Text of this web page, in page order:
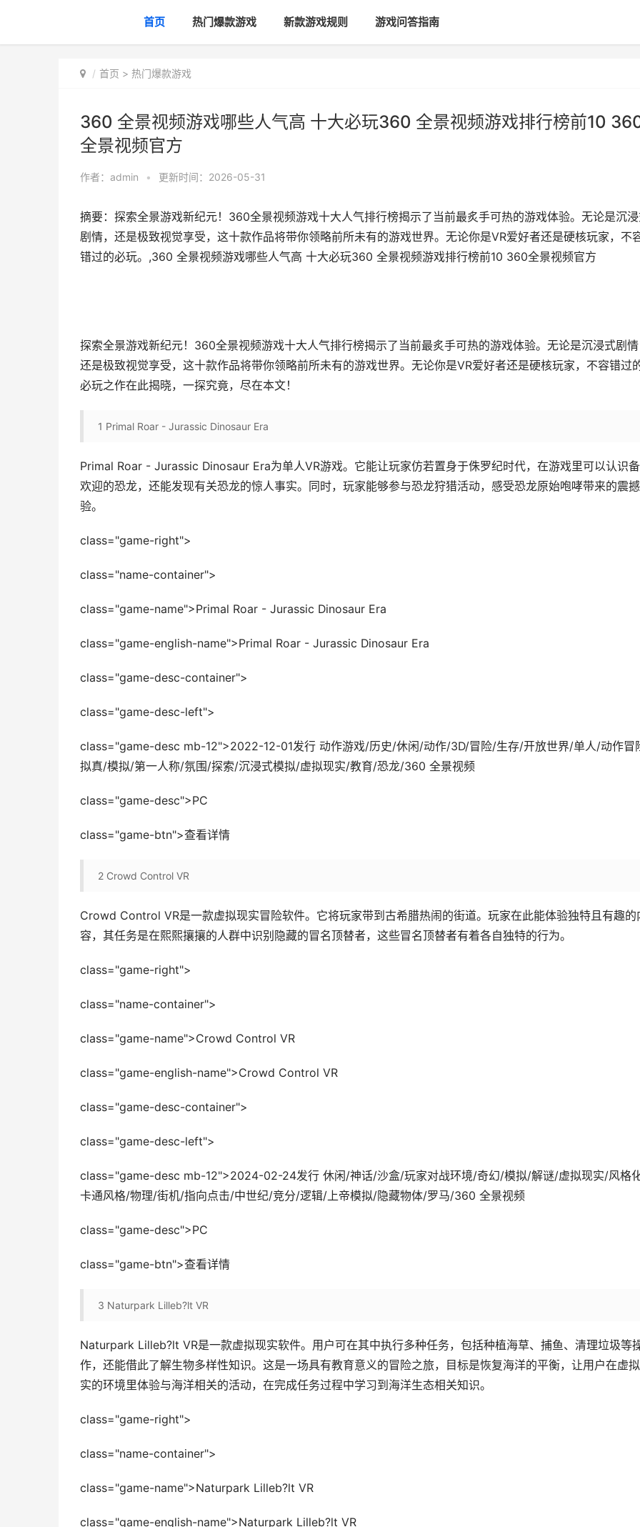
首页 热门爆款游戏 新款游戏规则 游戏问答指南
首页 > 热门爆款游戏
360 全景视频游戏哪些人气高 十大必玩360 全景视频游戏排行榜前10
全景视频官方
作者： admin • 更新时间：2026-05-31
摘要：探索全景游戏新纪元！360全景视频游戏十大人气排行榜揭示了当前最炙手可热的游戏体验。无论是沉
剧情，还是极致视觉享受，这十款作品将带你领略前所未有的游戏世界。无论你是VR爱好者还是硬核玩家，不
错过的必玩。,360 全景视频游戏哪些人气高 十大必玩360 全景视频游戏排行榜前10 360全景视频官方
探索全景游戏新纪元！360全景视频游戏十大人气排行榜揭示了当前最炙手可热的游戏体验。无论是沉浸式剧
还是极致视觉享受，这十款作品将带你领略前所未有的游戏世界。无论你是VR爱好者还是硬核玩家，不容错过
必玩之作在此揭晓，一探究竟，尽在本文！
1 Primal Roar - Jurassic Dinosaur Era
Primal Roar - Jurassic Dinosaur Era为单人VR游戏。它能让玩家仿若置身于侏罗纪时代，在游戏里可以认识
欢迎的恐龙，还能发现有关恐龙的惊人事实。同时，玩家能够参与恐龙狩猎活动，感受恐龙原始咆哮带来的震
验。
class="game-right">
class="name-container">
class="game-name">Primal Roar - Jurassic Dinosaur Era
class="game-english-name">Primal Roar - Jurassic Dinosaur Era
class="game-desc-container">
class="game-desc-left">
class="game-desc mb-12">2022-12-01发行 动作游戏/历史/休闲/动作/3D/冒险/生存/开放世界/单人/动作冒
拟真/模拟/第一人称/氛围/探索/沉浸式模拟/虚拟现实/教育/恐龙/360 全景视频
class="game-desc">PC
class="game-btn">查看详情
2 Crowd Control VR
Crowd Control VR是一款虚拟现实冒险软件。它将玩家带到古希腊热闹的街道。玩家在此能体验独特且有趣的
容，其任务是在熙熙攘攘的人群中识别隐藏的冒名顶替者，这些冒名顶替者有着各自独特的行为。
class="game-right">
class="name-container">
class="game-name">Crowd Control VR
class="game-english-name">Crowd Control VR
class="game-desc-container">
class="game-desc-left">
class="game-desc mb-12">2024-02-24发行 休闲/神话/沙盒/玩家对战环境/奇幻/模拟/解谜/虚拟现实/风格
卡通风格/物理/街机/指向点击/中世纪/竞分/逻辑/上帝模拟/隐藏物体/罗马/360 全景视频
class="game-desc">PC
class="game-btn">查看详情
3 Naturpark Lilleb?lt VR
Naturpark Lilleb?lt VR是一款虚拟现实软件。用户可在其中执行多种任务，包括种植海草、捕鱼、清理垃圾等
作，还能借此了解生物多样性知识。这是一场具有教育意义的冒险之旅，目标是恢复海洋的平衡，让用户在虚
实的环境里体验与海洋相关的活动，在完成任务过程中学习到海洋生态相关知识。
class="game-right">
class="name-container">
class="game-name">Naturpark Lilleb?lt VR
class="game-english-name">Naturpark Lilleb?lt VR